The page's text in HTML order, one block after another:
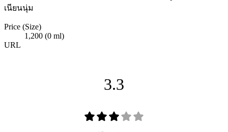
เนียนนุ่ม
Price (Size)
1,200 (0 ml)
URL
3.3